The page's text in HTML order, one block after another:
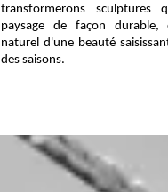
transformerons sculptures
paysage de façon durable,
naturel d'une beauté
des saisons.